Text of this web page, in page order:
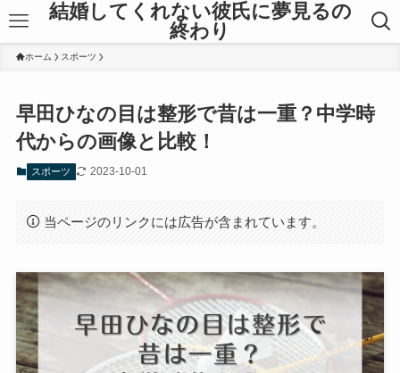
結婚してくれない彼氏に夢見るの
終わり
ホーム スポーツ
早田ひなの目は整形で昔は一重？中学時
代からの画像と比較！
スポーツ 2023-10-01
当ページのリンクには広告が含まれています。